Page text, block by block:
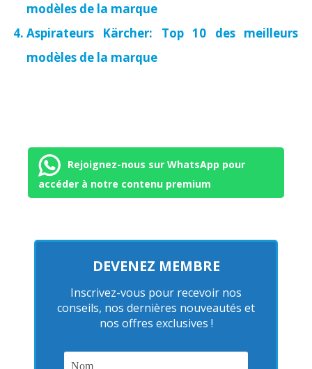
modèles de la marque
Aspirateurs Kärcher: Top 10 des meilleurs
modèles de la marque
Rejoignez-nous sur WhatsApp pour
accéder à notre contenu premium
DEVENEZ MEMBRE
Inscrivez-vous pour recevoir nos
conseils, nos dernières nouveautés et
nos offres exclusives !